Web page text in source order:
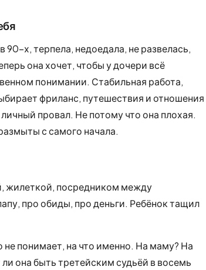
х, терпела, недоедала, не развелась,
она хочет, чтобы у дочери всё
понимании. Стабильная работа,
фриланс, путешествия и отношения
провал. Не потому что она плохая.
с самого начала.
жилеткой, посредником между
про обиды, про деньги. Ребёнок тащил
не понимает, на что именно. На маму? На
она быть третейским судьёй в восемь